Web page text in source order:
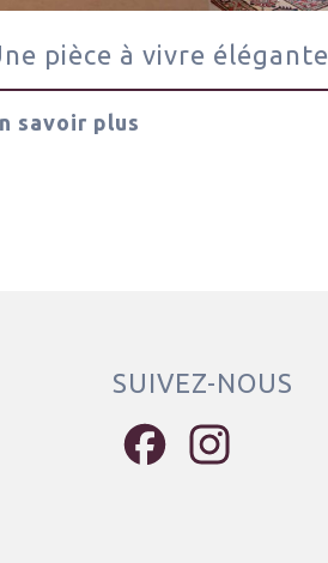
pièce à vivre élégante
savoir plus
SUIVEZ-NOUS
Facebook